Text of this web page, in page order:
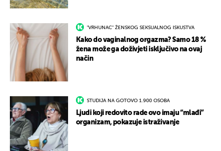
"VRHUNAC" ŽENSKOG SEKSUALNOG ISKUSTVA
Kako do vaginalnog orgazma? Samo 18 %
žena može ga doživjeti isključivo na ovaj
način
STUDIJA NA GOTOVO 1.900 OSOBA
Ljudi koji redovito rade ovo imaju “mlađi”
organizam, pokazuje istraživanje